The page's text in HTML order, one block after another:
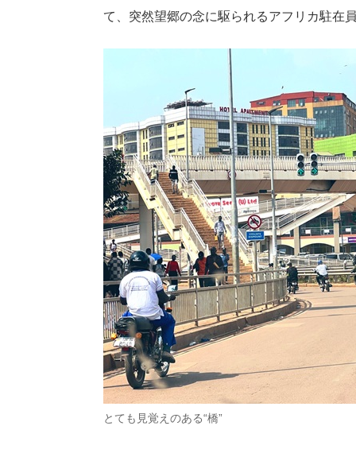
て、突然望郷の念に駆られるアフリカ駐在
とても見覚えのある“橋”